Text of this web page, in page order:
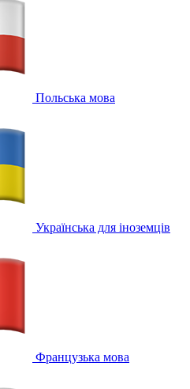
Польська мова
Українська для іноземців
Французька мова